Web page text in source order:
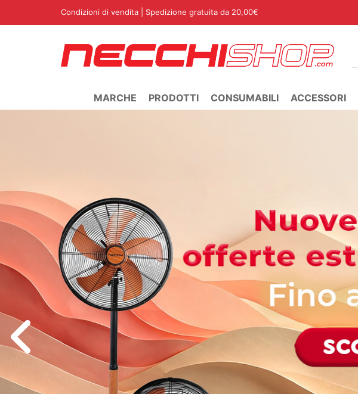
Condizioni di vendita | Spedizione gratuita da 20,00€
MARCHE PRODOTTI CONSUMABILI ACCESSORI